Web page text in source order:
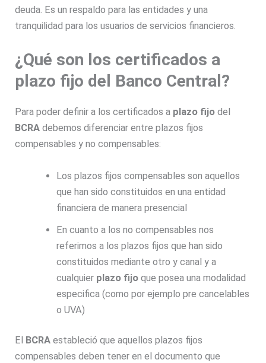
deuda. Es un respaldo para las entidades y una
tranquilidad para los usuarios de servicios financieros.
¿Qué son los certificados a
plazo fijo del Banco Central?
Para poder definir a los certificados a plazo fijo del
BCRA debemos diferenciar entre plazos fijos
compensables y no compensables:
Los plazos fijos compensables son aquellos
que han sido constituidos en una entidad
financiera de manera presencial
En cuanto a los no compensables nos
referimos a los plazos fijos que han sido
constituidos mediante otro y canal y a
cualquier plazo fijoque posea una modalidad
especifica (como por ejemplo pre cancelables
o UVA)
El BCRA estableció que aquellos plazos fijos
compensables deben tener en el documento que